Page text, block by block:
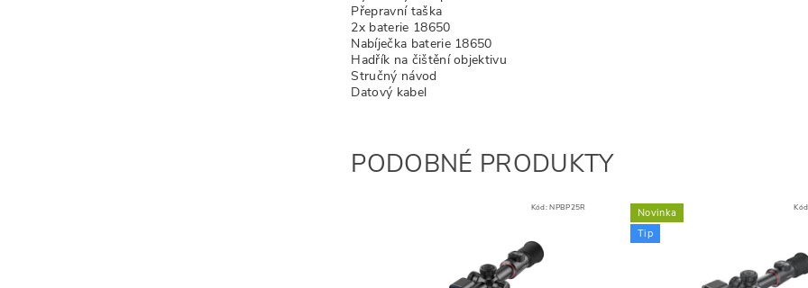
Přepravní taška
2x baterie 18650
Nabíječka baterie 18650
Hadřík na čištění objektivu
Stručný návod
Datový kabel
PODOBNÉ PRODUKTY
Kód:NPBP25R
Novinka
Tip